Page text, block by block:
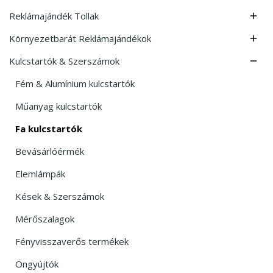
Reklámajándék Tollak 
Környezetbarát Reklámajándékok 
Kulcstartók & Szerszámok 
Fém & Alumínium kulcstartók
Műanyag kulcstartók
Fa kulcstartók
Bevásárlóérmék
Elemlámpák
Kések & Szerszámok
Mérőszalagok
Fényvisszaverős termékek
Öngyújtók